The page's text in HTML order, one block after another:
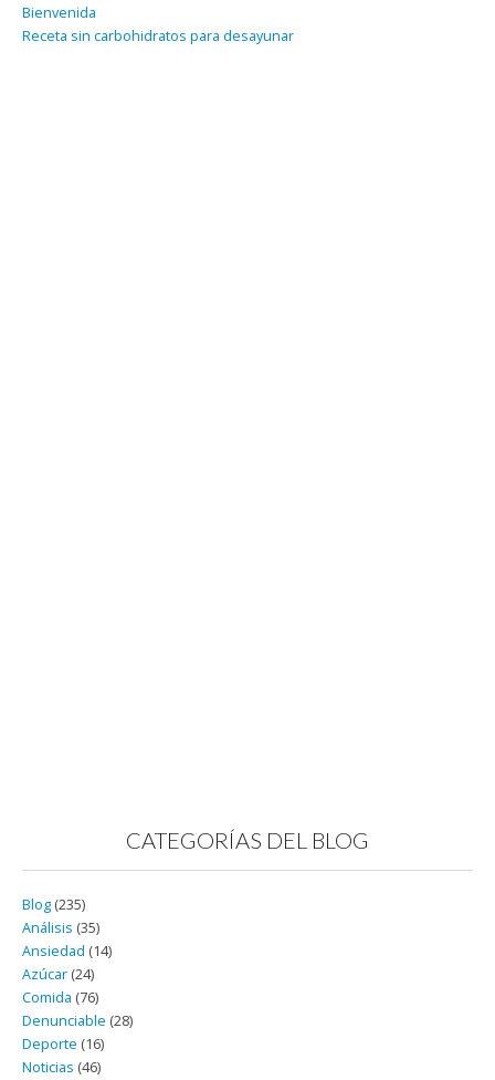
Bienvenida
Receta sin carbohidratos para desayunar
CATEGORÍAS DEL BLOG
Blog (235)
Análisis (35)
Ansiedad (14)
Azúcar (24)
Comida (76)
Denunciable (28)
Deporte (16)
Noticias (46)